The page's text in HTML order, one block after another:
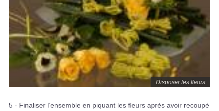
Disposer les fleurs
5 - Finaliser l’ensemble en piquant les fleurs après avoir recoupé